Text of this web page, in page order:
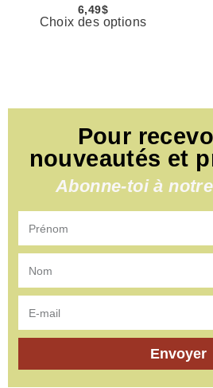
6,49$
Choix des options
Pour
nouveautés et
Abonne-toi à
Envoyer